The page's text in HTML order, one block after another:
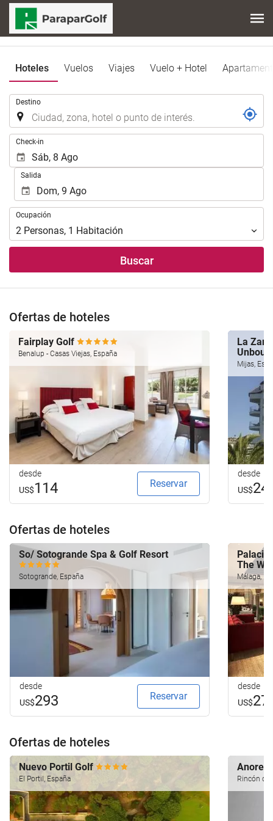
Hoteles Vuelos Viajes Vuelo + Hotel
Destino
Check-in
Salida
Ocupación
Ocupación
2 Personas, 1 Habitación
Buscar
Ofertas de hoteles
Fairplay Golf
Benalup - Casas Viejas, España
desde
US$114 Reservar
La
Mijas,
desde
US$
Ofertas de hoteles
So/ Sotogrande Spa & Golf Resort
Sotogrande, España
desde
US$293 Reservar
Palacio
The
Málaga,
desde
US$
Ofertas de hoteles
Nuevo Portil Golf
El Portil, España Rincón de